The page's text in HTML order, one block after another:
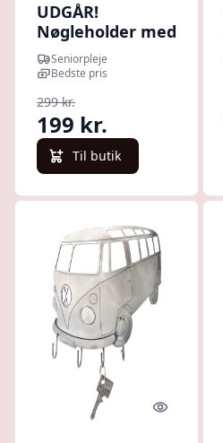
UDGÅR!
Nøgleholder med
Ergonomisk
Håndtag
Seniorpleje
Bedste pris
299 kr.
199 kr.
Til butik
Quick look